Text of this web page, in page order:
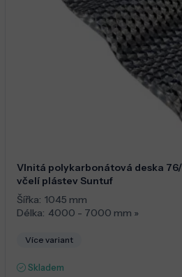
Vlnitá polykarbonátová deska
včelí plástev Suntuf
Šířka: 1045 mm
Délka: 4000 - 7000 mm »
Více variant
Skladem